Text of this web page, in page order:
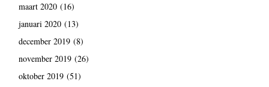
maart 2020(16)
januari 2020(13)
december 2019(8)
november 2019(26)
oktober 2019(51)